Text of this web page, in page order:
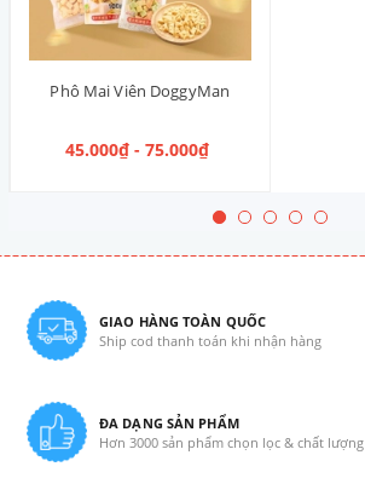
Phô Mai Viên DoggyMan
45.000₫ - 75.000₫
GIAO HÀNG TOÀN QUỐC
Ship cod thanh toán khi nhận hàng
ĐA DẠNG SẢN PHẨM
Hơn 3000 sản phẩm chọn lọc & chất lượng